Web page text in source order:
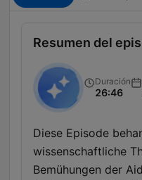
Resumen del
Duración
26:46
Diese Episode
wissenschaftliche
Bemühungen der